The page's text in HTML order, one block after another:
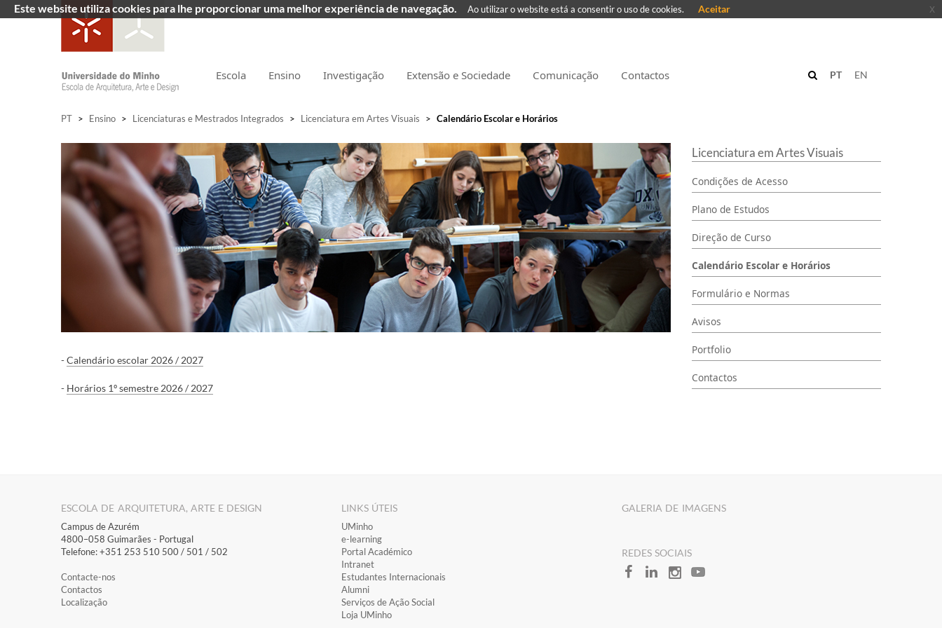
Escola Ensino Investigação Extensão e Sociedade Comunicação Contactos EN
PT
PT > Ensino > Licenciaturas e Mestrados Integrados > Licenciatura em Artes Visuais > Calendário Escolar e Horários
-Calendário escolar 2026 / 2027
- Horários 1º semestre 2026 / 2027
Licenciatura em Artes Visuais
Condições de Acesso
Plano de Estudos
Direção de Curso
Calendário Escolar e Horários
Formulário e Normas
Avisos
Portfolio
Contactos
ESCOLA DE ARQUITETURA, ARTE E DESIGN
Campus de Azurém
4800–058 Guimarães​ - Portugal
Telefone: +351 253 510 500 / 501 / 502
Contacte-nos
Contactos
Localização
LINKS ÚTEIS
​UMinho
​e-learning
​Portal Académico
​Intranet
Estudantes Inter​​nacionais
Alumni
Serviços de Ação Social
Loja UMinho
GALERIA DE IMAGENS
​REDES SOCIAIS
Este website utiliza cookies para lhe proporcionar uma melhor experiência de navegação. Ao utilizar o website está a consentir o uso de cookies. Aceitar x